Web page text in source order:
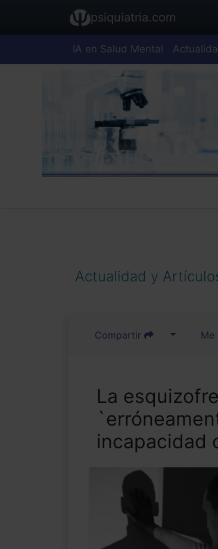
psiquiatria.com
IA en Salud Mental
Actualidad y
Compartir
La
incapacidad